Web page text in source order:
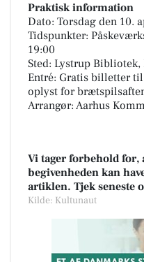
Praktisk information
Dato: Torsdag den 10.
Tidspunkter:
19:00
Sted: Lystrup
Entré: Gratis billetter
oplyst for
Arrangør: Aarhus
Vi tager forbehold for,
begivenheden kan
artiklen. Tjek seneste
Kilde: Kultunaut